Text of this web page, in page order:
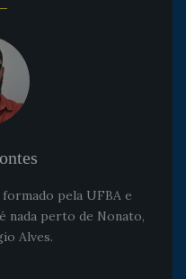
pela UFBA e
nada perto de Nonato,
Alves.